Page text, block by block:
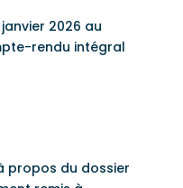
2026 au
rendu intégral
propos du dossier